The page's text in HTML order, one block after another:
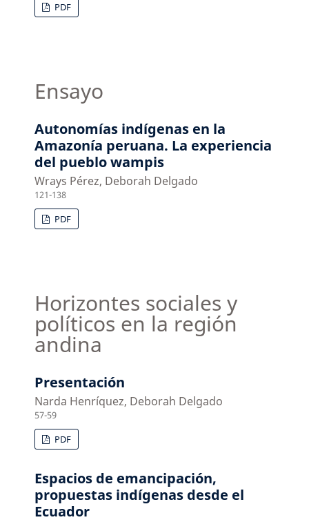
PDF
Ensayo
Autonomías indígenas en la
Amazonía peruana. La experiencia
del pueblo wampis
Wrays Pérez, Deborah Delgado
121-138
PDF
Horizontes sociales y
políticos en la región
andina
Presentación
Narda Henríquez, Deborah Delgado
57-59
PDF
Espacios de emancipación,
propuestas indígenas desde el
Ecuador